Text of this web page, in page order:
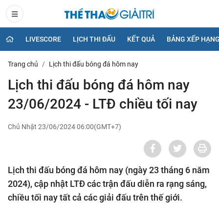
LIVESCORE LỊCH THI ĐẤU KẾT QUẢ BẢNG XẾP
Trang chủ Lịch thi đấu bóng đá hôm nay
Lịch thi đấu bóng đá hôm nay
23/06/2024 - LTĐ chiều tối nay
Chủ Nhật 23/06/2024 06:00(GMT+7)
Lịch thi đấu bóng đá hôm nay (ngày 23 tháng 6 năm
2024), cập nhật LTĐ các trận đấu diễn ra rạng sáng,
chiều tối nay tất cả các giải đấu trên thế giới.